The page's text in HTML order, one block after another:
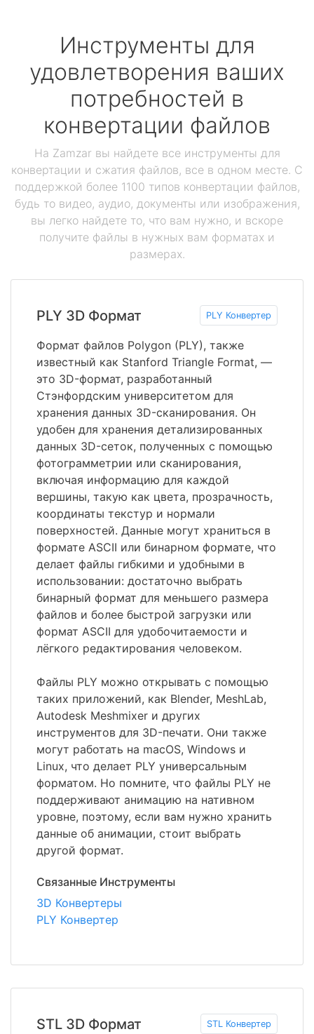
Инструменты для
удовлетворения ваших
потребностей в
конвертации файлов
На Zamzar вы найдете все инструменты для
конвертации и сжатия файлов, все в одном месте. С
поддержкой более 1100 типов конвертации файлов,
будь то видео, аудио, документы или изображения,
вы легко найдете то, что вам нужно, и вскоре
получите файлы в нужных вам форматах и
размерах.
PLY 3D Формат PLY Конвертер
Формат файлов Polygon (PLY), также
известный как Stanford Triangle Format, —
это 3D-формат, разработанный
Стэнфордским университетом для
хранения данных 3D-сканирования. Он
удобен для хранения детализированных
данных 3D-сеток, полученных с помощью
фотограмметрии или сканирования,
включая информацию для каждой
вершины, такую как цвета, прозрачность,
координаты текстур и нормали
поверхностей. Данные могут храниться в
формате ASCII или бинарном формате, что
делает файлы гибкими и удобными в
использовании: достаточно выбрать
бинарный формат для меньшего размера
файлов и более быстрой загрузки или
формат ASCII для удобочитаемости и
лёгкого редактирования человеком.
Файлы PLY можно открывать с помощью
таких приложений, как Blender, MeshLab,
Autodesk Meshmixer и других
инструментов для 3D-печати. Они также
могут работать на macOS, Windows и
Linux, что делает PLY универсальным
форматом. Но помните, что файлы PLY не
поддерживают анимацию на нативном
уровне, поэтому, если вам нужно хранить
данные об анимации, стоит выбрать
другой формат.
Связанные Инструменты
3D Конвертеры
PLY Конвертер
STL 3D Формат STL Конвертер